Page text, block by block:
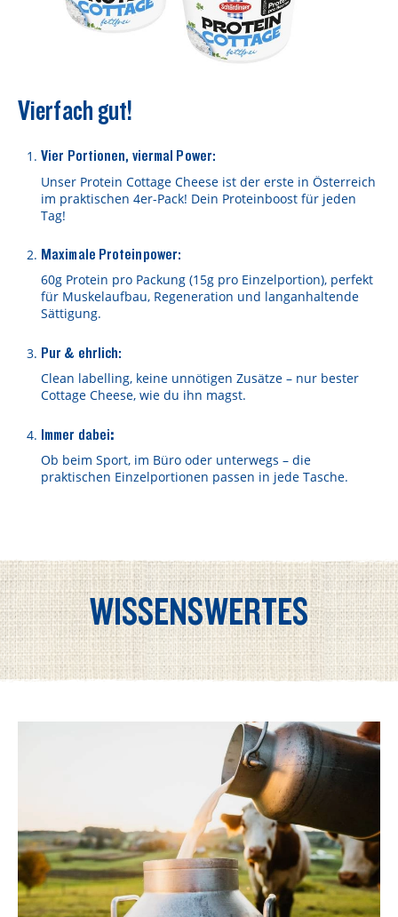
Lebensmittel sind kostbar!
Verantwortungsvoller Milchgenuss
Upcycling mit Schärdinger
Über Schärdinger
Geschichte
Aktuelle Links
Karriere
Vierfach gut!
Vier Portionen, viermal Power:
Unser Protein Cottage Cheese ist der erste in Österreich
im praktischen 4er-Pack! Dein Proteinboost für jeden
Tag!
Maximale Proteinpower:
60g Protein pro Packung (15g pro Einzelportion), perfekt
für Muskelaufbau, Regeneration und langanhaltende
Sättigung.
Pur & ehrlich:
Clean labelling, keine unnötigen Zusätze – nur bester
Cottage Cheese, wie du ihn magst.
Immer dabei:
Ob beim Sport, im Büro oder unterwegs – die
praktischen Einzelportionen passen in jede Tasche.
WISSENSWERTES